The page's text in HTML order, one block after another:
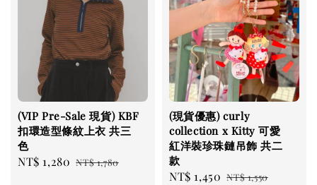
(VIP Pre-Sale 現貨) KBF
扣環造型條紋上衣 共三
色
Sale
NT$ 1,280 Regular
NT$ 1,780
(現貨優惠) curly
collection x Kitty 可愛
紅洋裝珍珠鏈吊飾 共二
款
Sale
NT$ 1,450 Regular
NT$ 1,550